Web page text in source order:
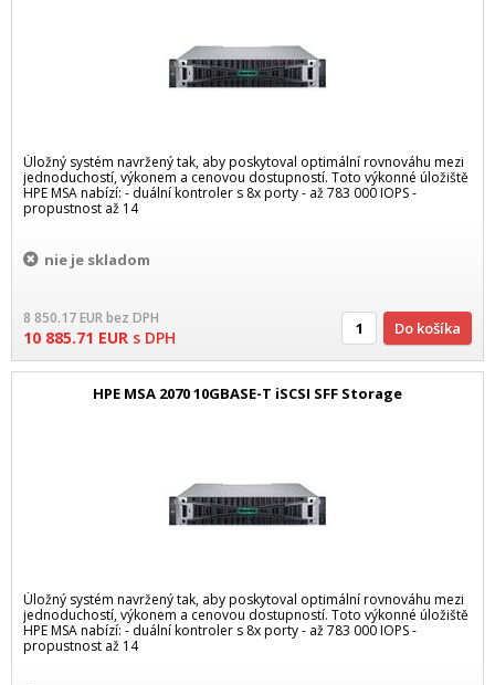
Úložný systém navržený tak, aby poskytoval optimální rovnováhu mezi
jednoduchostí, výkonem a cenovou dostupností. Toto výkonné úložiště
HPE MSA nabízí: - duální kontroler s 8x porty - až 783 000 IOPS -
propustnost až 14
nie je skladom
8 850.17EURbez DPH
10 885.71 EUR s DPH Do košíka
HPE MSA 2070 10GBASE-T iSCSI SFF Storage
Úložný systém navržený tak, aby poskytoval optimální rovnováhu mezi
jednoduchostí, výkonem a cenovou dostupností. Toto výkonné úložiště
HPE MSA nabízí: - duální kontroler s 8x porty - až 783 000 IOPS -
propustnost až 14